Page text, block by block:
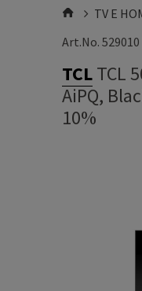
TV E
Art.No. 529010
TCLTCL
AiPQ,
10%